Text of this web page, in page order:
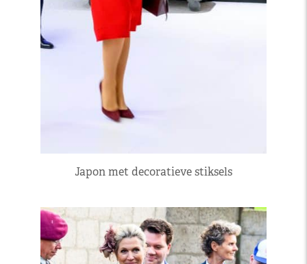
Japon met decoratieve stiksels